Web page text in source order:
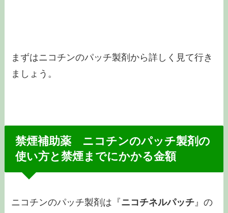
まずはニコチンのパッチ製剤から詳しく見て行き
ましょう。
禁煙補助薬 ニコチンのパッチ製剤の
使い方と禁煙までにかかる金額
ニコチンのパッチ製剤は『ニコチネルパッチ』の